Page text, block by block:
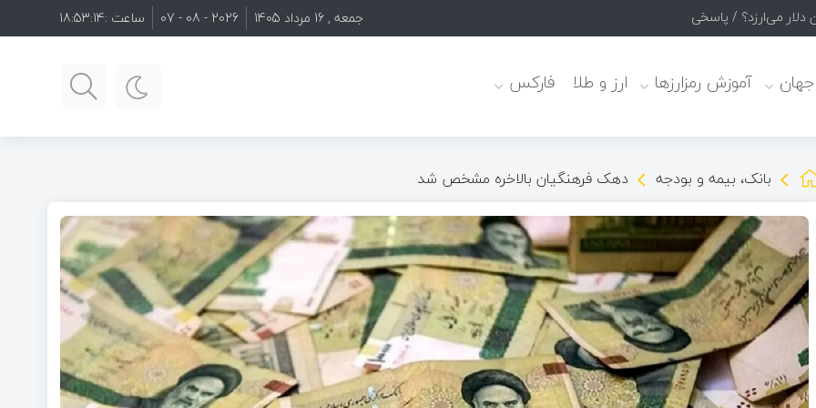
جمعه , 16 مرداد 1405 2026 - 08 - 07 ساعت :18:53:15
جهان آموزش رمزارزها ارز و طلا فارکس
بانک، بیمه و بودجه دهک فرهنگیان بالاخره مشخص شد